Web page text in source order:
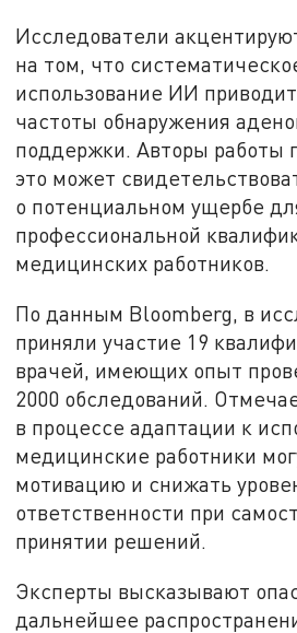
Исследователи
на том, что
использование ИИ
частоты обнаружения
поддержки. Авторы работы
это может
о потенциальном ущербе
профессиональной
медицинских работников.
По данным Bloomberg, в
приняли участие 19
врачей, имеющих опыт
2000 обследований.
в процессе адаптации к
медицинские работники
мотивацию и снижать
ответственности при
принятии решений.
Эксперты высказывают
дальнейшее